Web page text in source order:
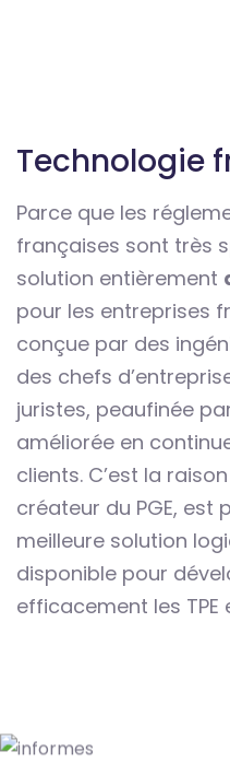
Technologie
Parce que les
françaises sont très
solution entièrement
pour les entreprises
conçue par des
des chefs
juristes, peaufinée
améliorée en
clients. C’est la
créateur du PGE, est
meilleure solution
disponible pour
efficacement les TPE